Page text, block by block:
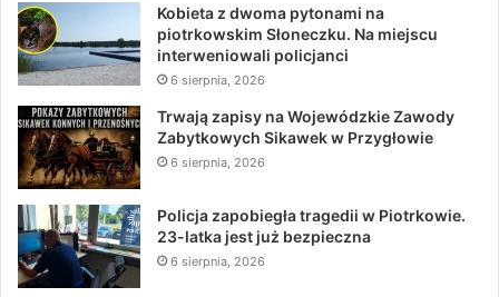
Kobieta z dwoma pytonami na
piotrkowskim Słoneczku. Na miejscu
interweniowali policjanci
6 sierpnia, 2026
Trwają zapisy na Wojewódzkie Zawody
Zabytkowych Sikawek w Przygłowie
6 sierpnia, 2026
Policja zapobiegła tragedii w Piotrkowie.
23-latka jest już bezpieczna
6 sierpnia, 2026